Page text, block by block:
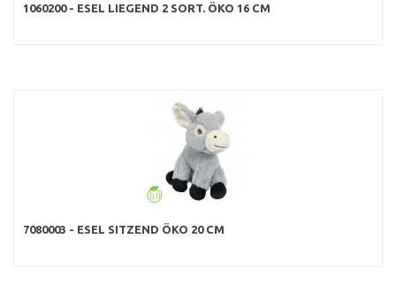
1060200 - ESEL LIEGEND 2 SORT. ÖKO 16 CM
7080003 - ESEL SITZEND ÖKO 20 CM